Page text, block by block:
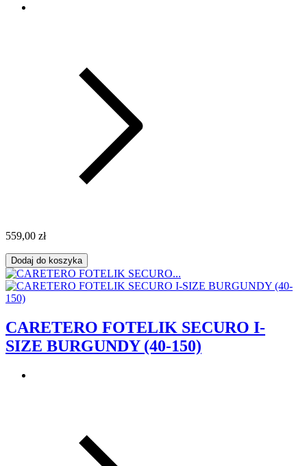
559,00 zł
Dodaj do koszyka
CARETERO FOTELIK SECURO I-
SIZE BURGUNDY (40-150)